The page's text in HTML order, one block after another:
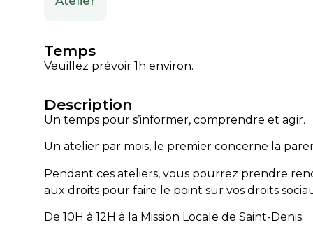
Temps
Veuillez prévoir 1h environ.
Description
Un temps pour s’informer, comprendre et agir.
Un atelier par mois, le premier concerne la
Pendant ces ateliers, vous pourrez prendre
aux droits pour faire le point sur vos droits
De 10H à 12H à la Mission Locale de Saint-Denis.